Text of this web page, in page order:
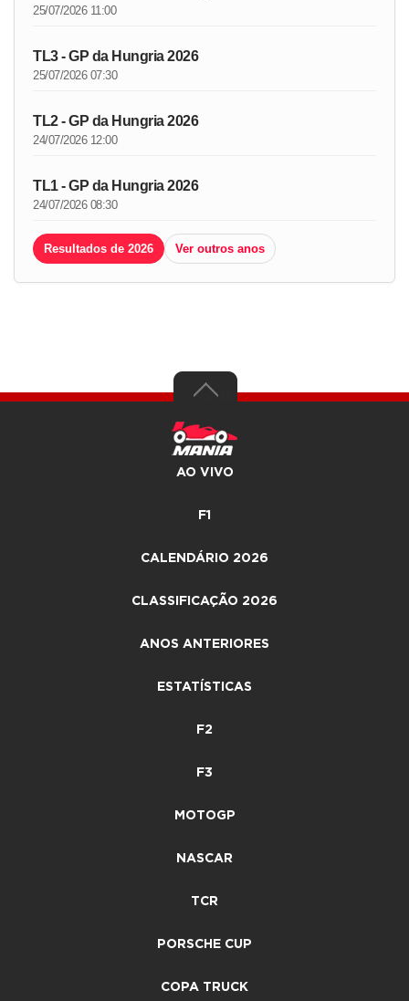
25/07/2026 11:00
TL3 - GP da Hungria 2026
25/07/2026 07:30
TL2 - GP da Hungria 2026
24/07/2026 12:00
TL1 - GP da Hungria 2026
24/07/2026 08:30
Resultados de 2026 Ver outros anos
AO VIVO
F1
CALENDÁRIO 2026
CLASSIFICAÇÃO 2026
ANOS ANTERIORES
ESTATÍSTICAS
F2
F3
MOTOGP
NASCAR
TCR
PORSCHE CUP
COPA TRUCK